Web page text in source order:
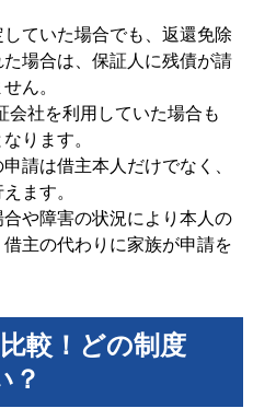
ていた場合でも、返還免除
場合は、保証人に残債が請
ん。
会社を利用していた場合も
ります。
請は借主本人だけでなく、
ます。
や障害の状況により本人の
主の代わりに家族が申請を
較！どの制度
？